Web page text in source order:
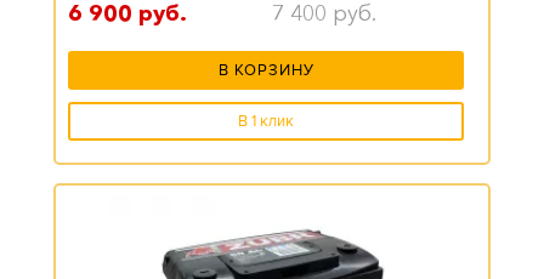
6 900 руб. 7 400 руб.
В КОРЗИНУ
В 1 клик